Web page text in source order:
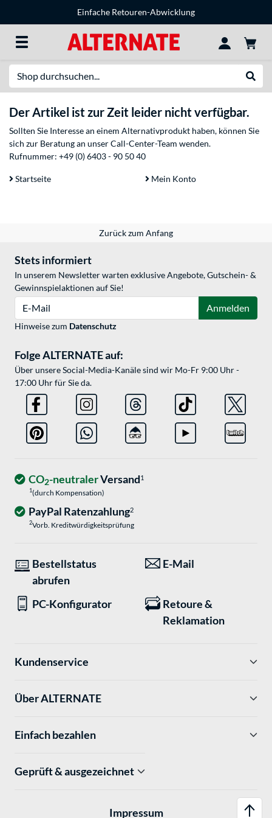
Einfache Retouren-Abwicklung
Der Artikel ist zur Zeit leider nicht verfügbar.
Sollten Sie Interesse an einem Alternativprodukt haben, können Sie
sich zur Beratung an unser Call-Center-Team wenden.
Rufnummer: +49 (0) 6403 - 90 50 40
Startseite Mein Konto
Zurück zum Anfang
Stets informiert
In unserem Newsletter warten exklusive Angebote, Gutschein- &
Gewinnspielaktionen auf Sie!
Anmelden
Hinweise zum Datenschutz
Folge ALTERNATE auf:
Über unsere Social-Media-Kanäle sind wir Mo-Fr 9:00 Uhr -
17:00 Uhr für Sie da.
CO2-neutralerVersand1
1(durch Kompensation)
PayPal Ratenzahlung2
2Vorb. Kreditwürdigkeitsprüfung
Bestellstatus
abrufen
E-Mail
PC-Konfigurator
Retoure &
Reklamation
Kundenservice
Über ALTERNATE
Einfach bezahlen
Geprüft & ausgezeichnet
Impressum